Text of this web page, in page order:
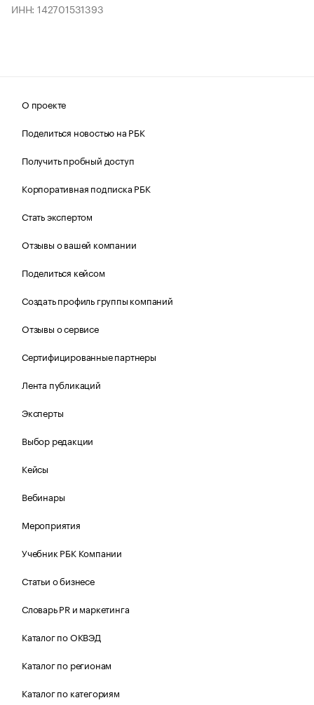
ИНН: 142701531393
О проекте
Поделиться новостью на РБК
Получить пробный доступ
Корпоративная подписка РБК
Стать экспертом
Отзывы о вашей компании
Поделиться кейсом
Создать профиль группы компаний
Отзывы о сервисе
Сертифицированные партнеры
Лента публикаций
Эксперты
Выбор редакции
Кейсы
Вебинары
Мероприятия
Учебник РБК Компании
Статьи о бизнесе
Словарь PR и маркетинга
Каталог по ОКВЭД
Каталог по регионам
Каталог по категориям